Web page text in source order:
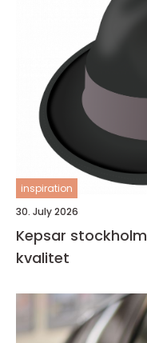
inspiration
30. July 2026
Kepsar stockholm guide till stil, funktion och
kvalitet